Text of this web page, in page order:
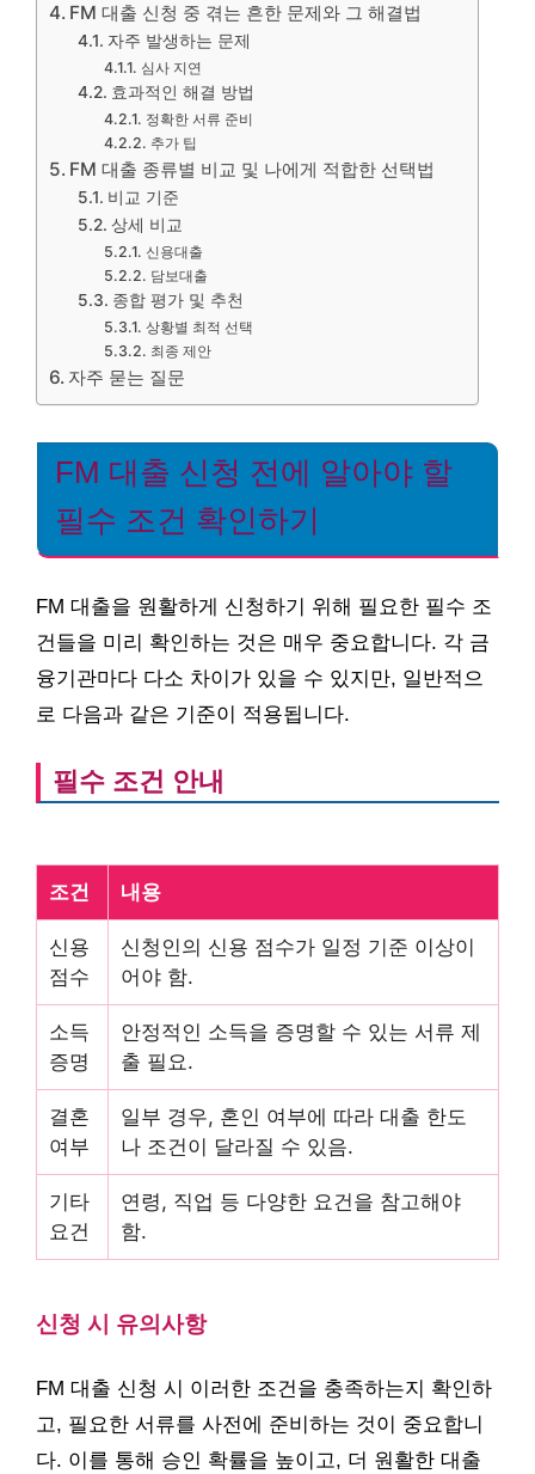
FM 대출 신청 중 겪는 흔한 문제와 그 해결법
자주 발생하는 문제
심사 지연
효과적인 해결 방법
정확한 서류 준비
추가 팁
FM 대출 종류별 비교 및 나에게 적합한 선택법
비교 기준
상세 비교
신용대출
담보대출
종합 평가 및 추천
상황별 최적 선택
최종 제안
자주 묻는 질문
FM 대출 신청 전에 알아야 할
필수 조건 확인하기
FM 대출을 원활하게 신청하기 위해 필요한 필수 조
건들을 미리 확인하는 것은 매우 중요합니다. 각 금
융기관마다 다소 차이가 있을 수 있지만, 일반적으
로 다음과 같은 기준이 적용됩니다.
필수 조건 안내
조건 내용
신용
점수
신청인의 신용 점수가 일정 기준 이상이
어야 함.
소득
증명
안정적인 소득을 증명할 수 있는 서류 제
출 필요.
결혼
여부
일부 경우, 혼인 여부에 따라 대출 한도
나 조건이 달라질 수 있음.
기타
요건
연령, 직업 등 다양한 요건을 참고해야
함.
신청 시 유의사항
FM 대출 신청 시 이러한 조건을 충족하는지 확인하
고, 필요한 서류를 사전에 준비하는 것이 중요합니
다. 이를 통해 승인 확률을 높이고, 더 원활한 대출